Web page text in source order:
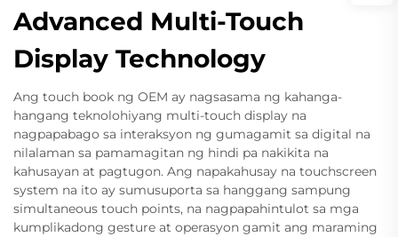
Advanced Multi-Touch
Display Technology
Ang touch book ng OEM ay nagsasama ng kahanga-
hangang teknolohiyang multi-touch display na
nagpapabago sa interaksyon ng gumagamit sa digital na
nilalaman sa pamamagitan ng hindi pa nakikita na
kahusayan at pagtugon. Ang napakahusay na touchscreen
system na ito ay sumusuporta sa hanggang sampung
simultaneous touch points, na nagpapahintulot sa mga
kumplikadong gesture at operasyon gamit ang maraming